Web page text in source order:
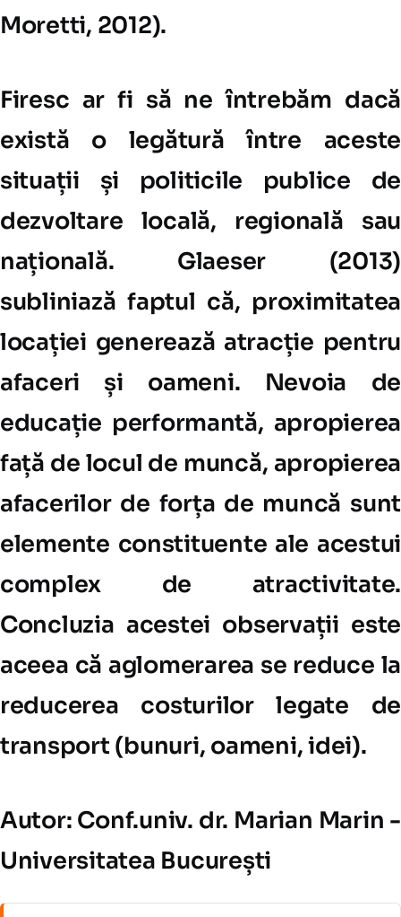
Moretti, 2012).
Firesc ar fi să ne întrebăm dacă
există o legătură între aceste
situații și politicile publice de
dezvoltare locală, regională sau
națională. Glaeser (2013)
subliniază faptul că, proximitatea
locației generează atracție pentru
afaceri și oameni. Nevoia de
educație performantă, apropierea
față de locul de muncă, apropierea
afacerilor de forța de muncă sunt
elemente constituente ale acestui
complex de atractivitate.
Concluzia acestei observații este
aceea că aglomerarea se reduce la
reducerea costurilor legate de
transport (bunuri, oameni, idei).
Autor: Conf.univ. dr. Marian Marin -
Universitatea București